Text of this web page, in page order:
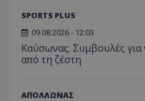
SPORTS PLUS
09.08.2026 - 12:03
Kαύσωνας: Συμβουλές
από τη ζέστη
ΑΠΟΛΛΩΝΑΣ